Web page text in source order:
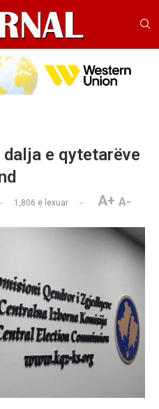
e qytetarëve
1,806 e lexuar A+ A-